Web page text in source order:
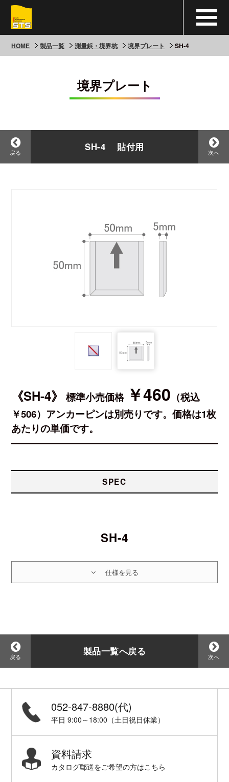
HOME 製品一覧 測量鋲・境界杭 境界プレート SH-4
境界プレート
戻る SH-4 貼付用 次へ
《SH-4》 標準小売価格 ￥460 （税込
￥506）アンカーピンは別売りです。価格は1枚
あたりの単価です。
SPEC
SH-4
戻る 製品一覧へ戻る 次へ
052-847-8880(代)
平日 9:00～18:00（土日祝日休業）
資料請求
カタログ郵送をご希望の方はこちら